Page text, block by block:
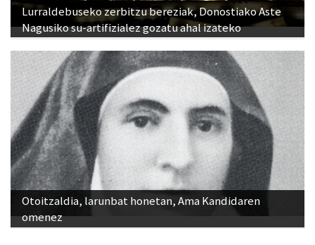
Lurraldebuseko zerbitzu bereziak, Donostiako Aste
Nagusiko su-artifizialez gozatu ahal izateko
Otoitzaldia, larunbat honetan, Ama Kandidaren
omenez